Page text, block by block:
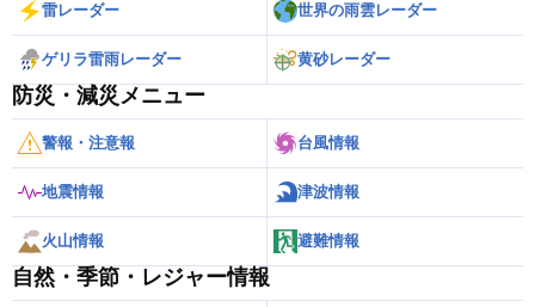
雷レーダー 世界の雨雲レーダー
ゲリラ雷雨レーダー 黄砂レーダー
防災・減災メニュー
警報・注意報 台風情報
地震情報 津波情報
火山情報 避難情報
自然・季節・レジャー情報